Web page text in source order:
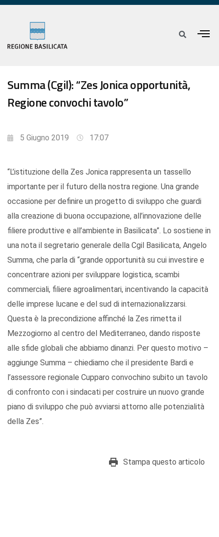
Summa (Cgil): “Zes Jonica opportunità,
Regione convochi tavolo”
5 Giugno 2019 17:07
“L’istituzione della Zes Jonica rappresenta un tassello
importante per il futuro della nostra regione. Una grande
occasione per definire un progetto di sviluppo che guardi
alla creazione di buona occupazione, all’innovazione delle
filiere produttive e all’ambiente in Basilicata”. Lo sostiene in
una nota il segretario generale della Cgil Basilicata, Angelo
Summa, che parla di “grande opportunità su cui investire e
concentrare azioni per sviluppare logistica, scambi
commerciali, filiere agroalimentari, incentivando la capacità
delle imprese lucane e del sud di internazionalizzarsi.
Questa è la precondizione affinché la Zes rimetta il
Mezzogiorno al centro del Mediterraneo, dando risposte
alle sfide globali che abbiamo dinanzi. Per questo motivo –
aggiunge Summa – chiediamo che il presidente Bardi e
l’assessore regionale Cupparo convochino subito un tavolo
di confronto con i sindacati per costruire un nuovo grande
piano di sviluppo che può avviarsi attorno alle potenzialità
della Zes”.
Stampa questo articolo